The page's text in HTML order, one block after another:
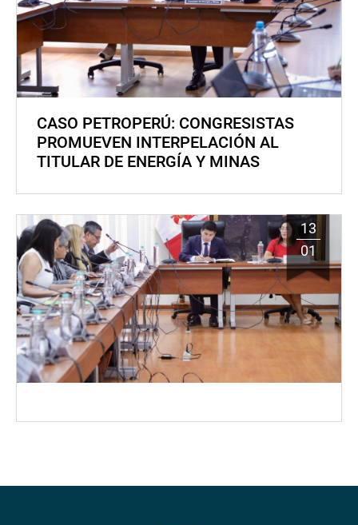
CASO PETROPERÚ: CONGRESISTAS
PROMUEVEN INTERPELACIÓN AL
TITULAR DE ENERGÍA Y MINAS
13
01